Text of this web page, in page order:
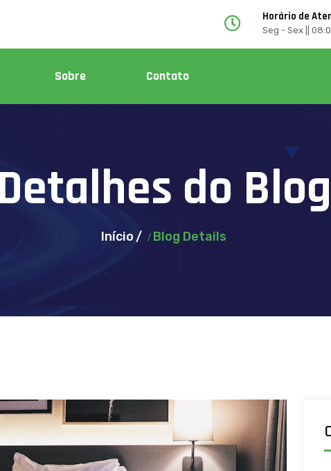
Horário de
Seg - Sex ||
Sobre Contato
Detalhes do Blog
Início Blog Details